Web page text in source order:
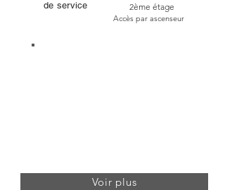
de service
2ème étage
Accès par ascenseur
Voir plus